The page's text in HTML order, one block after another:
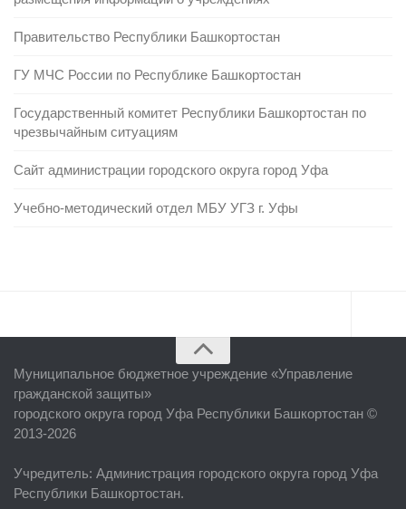
Правительство Республики Башкортостан
ГУ МЧС России по Республике Башкортостан
Государственный комитет Республики Башкортостан по
чрезвычайным ситуациям
Сайт администрации городского округа город Уфа
Учебно-методический отдел МБУ УГЗ г. Уфы
Об учреждении
Руководство
Районные УГЗ
Муниципальное бюджетное учреждение «Управление
гражданской защиты»
городского округа город Уфа Республики Башкортостан ©
2013-2026
Учредитель: Администрация городского округа город Уфа
Республики Башкортостан.